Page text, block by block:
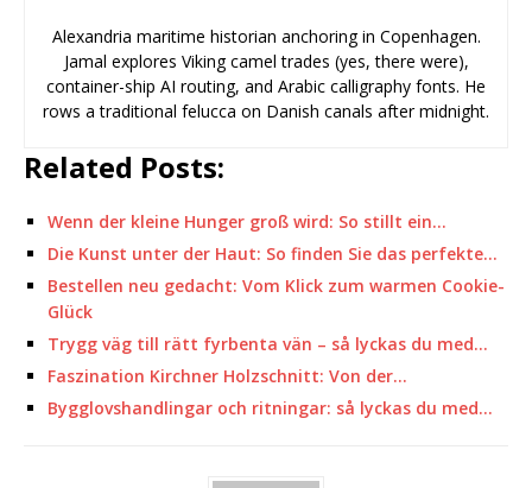
Alexandria maritime historian anchoring in Copenhagen.
Jamal explores Viking camel trades (yes, there were),
container-ship AI routing, and Arabic calligraphy fonts. He
rows a traditional felucca on Danish canals after midnight.
Related Posts:
Wenn der kleine Hunger groß wird: So stillt ein…
Die Kunst unter der Haut: So finden Sie das perfekte…
Bestellen neu gedacht: Vom Klick zum warmen Cookie-
Glück
Trygg väg till rätt fyrbenta vän – så lyckas du med…
Faszination Kirchner Holzschnitt: Von der…
Bygglovshandlingar och ritningar: så lyckas du med…